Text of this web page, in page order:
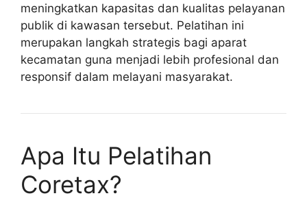
meningkatkan kapasitas dan kualitas pelayanan
publik di kawasan tersebut. Pelatihan ini
merupakan langkah strategis bagi aparat
kecamatan guna menjadi lebih profesional dan
responsif dalam melayani masyarakat.
Apa Itu Pelatihan
Coretax?